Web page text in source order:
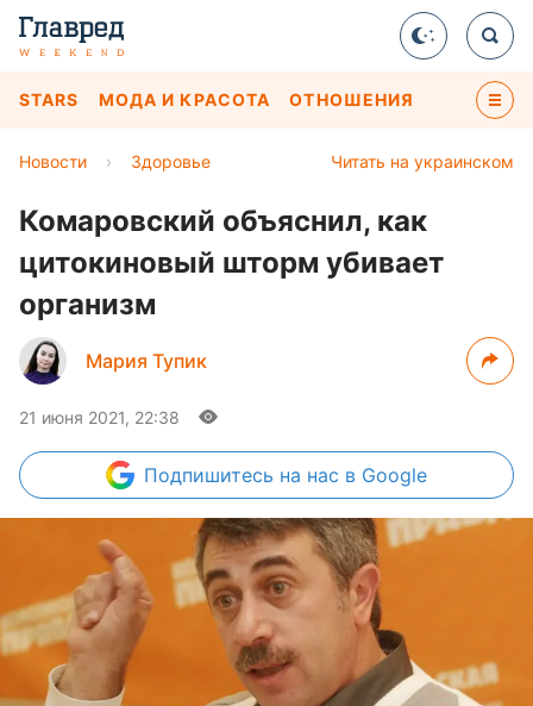
STARS МОДА И КРАСОТА ОТНОШЕНИЯ
Читать на украинском
Новости › Здоровье
Комаровский объяснил, как
цитокиновый шторм убивает
организм
Мария Тупик
21 июня 2021, 22:38
Подпишитесь на нас в Google